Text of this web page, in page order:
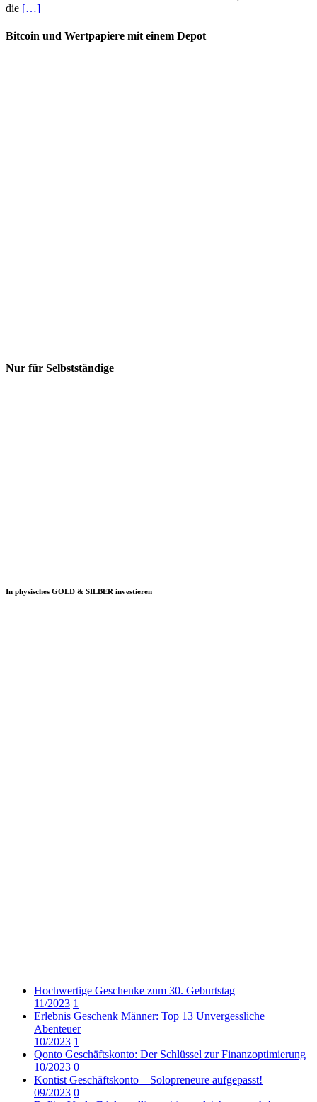
die […]
Bitcoin und Wertpapiere mit einem Depot
Nur für Selbstständige
In physisches GOLD & SILBER investieren
Hochwertige Geschenke zum 30. Geburtstag
11/2023 1
Erlebnis Geschenk Männer: Top 13 Unvergessliche
Abenteuer
10/2023 1
Qonto Geschäftskonto: Der Schlüssel zur Finanzoptimierung
10/2023 0
Kontist Geschäftskonto – Solopreneure aufgepasst!
09/2023 0